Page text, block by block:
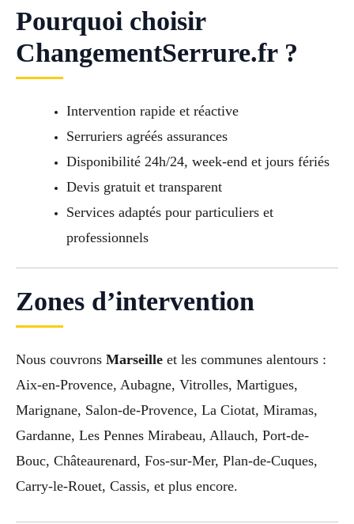
Pourquoi choisir
ChangementSerrure.fr ?
Intervention rapide et réactive
Serruriers agréés assurances
Disponibilité 24h/24, week-end et jours fériés
Devis gratuit et transparent
Services adaptés pour particuliers et
professionnels
Zones d’intervention
Nous couvrons Marseille et les communes alentours :
Aix-en-Provence, Aubagne, Vitrolles, Martigues,
Marignane, Salon-de-Provence, La Ciotat, Miramas,
Gardanne, Les Pennes Mirabeau, Allauch, Port-de-
Bouc, Châteaurenard, Fos-sur-Mer, Plan-de-Cuques,
Carry-le-Rouet, Cassis, et plus encore.